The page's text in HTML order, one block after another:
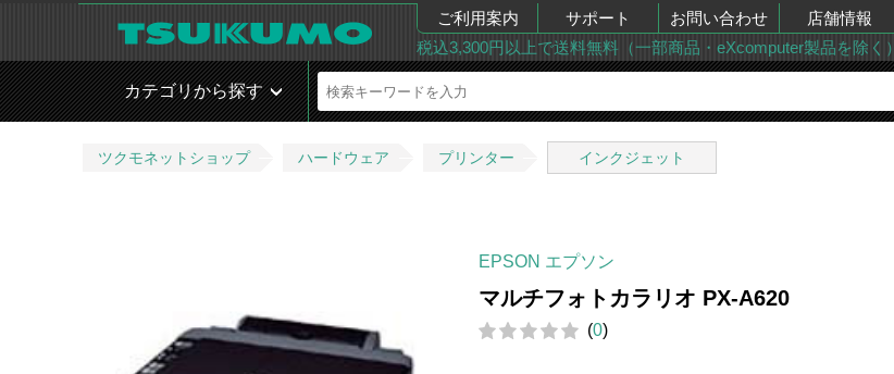
ご利用案内 サポート お問い合わせ 店舗情報
税込3,300円以上で送料無料（一部商品・eXcomputer製品を除く）
カテゴリから探す
ツクモネットショップ ハードウェア プリンター インクジェット
EPSON エプソン
マルチフォトカラリオ PX-A620
(0)